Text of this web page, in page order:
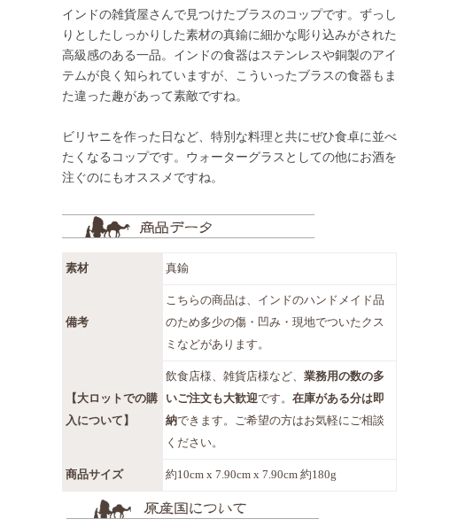
インドの雑貨屋さんで見つけたブラスのコップです。ずっし
りとしたしっかりした素材の真鍮に細かな彫り込みがされた
高級感のある一品。インドの食器はステンレスや銅製のアイ
テムが良く知られていますが、こういったブラスの食器もま
た違った趣があって素敵ですね。
ビリヤニを作った日など、特別な料理と共にぜひ食卓に並べ
たくなるコップです。ウォーターグラスとしての他にお酒を
注ぐのにもオススメですね。
素材 真鍮
備考
こちらの商品は、インドのハンドメイド品
のため多少の傷・凹み・現地でついたクス
ミなどがあります。
【大ロットでの購
入について】
飲食店様、雑貨店様など、業務用の数の多
いご注文も大歓迎です。在庫がある分は即
納できます。ご希望の方はお気軽にご相談
ください。
商品サイズ 約10cm x 7.90cm x 7.90cm 約180g